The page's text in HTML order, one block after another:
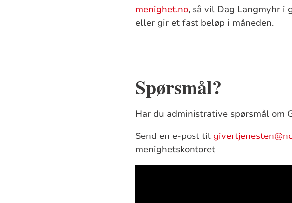
menighet.no, så vil Dag Langmyhr i
eller gir et fast beløp i måneden.
Spørsmål?
Har du administrative spørsmål om
Send en e-post til
menighetskontoret